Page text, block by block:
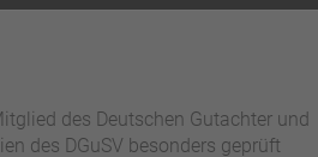
des Deutschen Gutachter und
des DGuSV besonders geprüft